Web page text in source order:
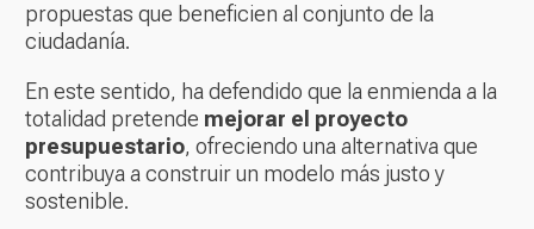
propuestas que beneficien al conjunto de la
ciudadanía.
En este sentido, ha defendido que la enmienda a la
totalidad pretende mejorar el proyecto
presupuestario, ofreciendo una alternativa que
contribuya a construir un modelo más justo y
sostenible.